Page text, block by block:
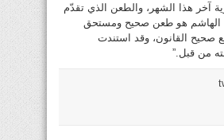
آخر هذا الشهر، والطعن الذي تقدّم
الهاشم هو طعن صحيح ومستحق
صحيح القانون، وقد استندت
من قبل.”